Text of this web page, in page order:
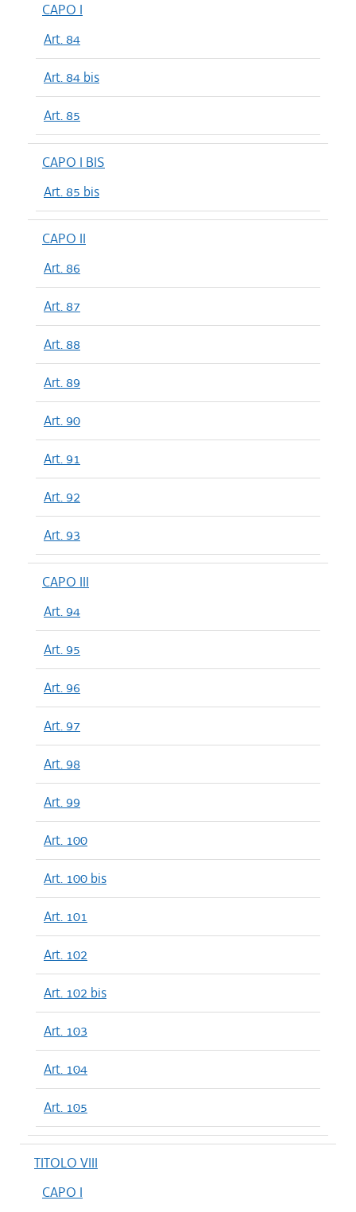
CAPO I
Art. 84
Art. 84 bis
Art. 85
CAPO I BIS
Art. 85 bis
CAPO II
Art. 86
Art. 87
Art. 88
Art. 89
Art. 90
Art. 91
Art. 92
Art. 93
CAPO III
Art. 94
Art. 95
Art. 96
Art. 97
Art. 98
Art. 99
Art. 100
Art. 100 bis
Art. 101
Art. 102
Art. 102 bis
Art. 103
Art. 104
Art. 105
TITOLO VIII
CAPO I